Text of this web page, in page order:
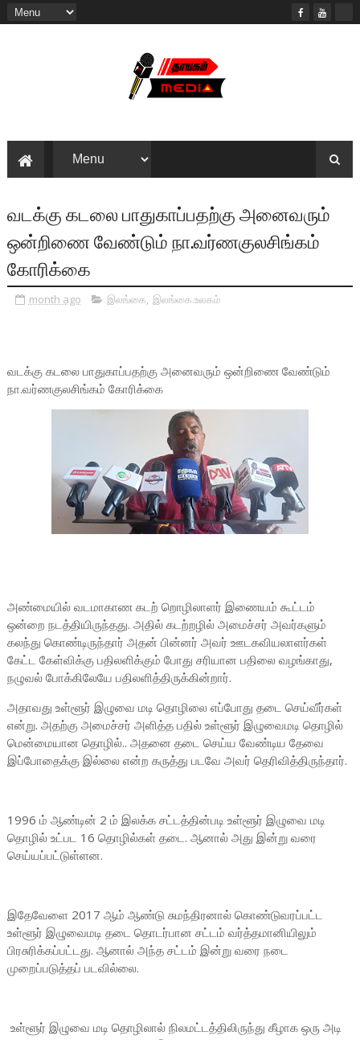
வடக்கு கடலை பாதுகாப்பதற்கு அனைவரும்
ஒன்றிணை வேண்டும் நா.வர்ணகுலசிங்கம்
கோரிக்கை
month ago இலங்கை, இலங்கை.உலகம்
வடக்கு கடலை பாதுகாப்பதற்கு அனைவரும் ஒன்றிணை வேண்டும்
நா.வர்ணகுலசிங்கம் கோரிக்கை
அண்மையில் வடமாகாண கடற் றொழிலாளர் இணையம் கூட்டம்
ஒன்றை நடத்தியிருந்தது. அதில் கடற்றழில் அமைச்சர் அவர்களும்
கலந்து கொண்டிருந்தார் அதன் பின்னர் அவர் ஊடகவியலாளர்கள்
கேட்ட கேள்விக்கு பதிலளிக்கும் போது சரியான பதிலை வழங்காது,
நழுவல் போக்கிலேயே பதிலளித்திருக்கின்றார்.
அதாவது உள்ளூர் இழுவை மடி தொழிலை எப்போது தடை செய்வீர்கள்
என்று. அதற்கு அமைச்சர் அளித்த பதில் உள்ளூர் இழுவைமடி தொழில்
மென்மையான தொழில்.. அதனை தடை செய்ய வேண்டிய தேவை
இப்போதைக்கு இல்லை என்ற கருத்து படவே அவர் தெரிவித்திருந்தார்.
1996 ம் ஆண்டின் 2 ம் இலக்க சட்டத்தின்படி உள்ளூர் இழுவை மடி
தொழில் உட்பட 16 தொழில்கள் தடை. ஆனால் அது இன்று வரை
செய்யப்பட்டுள்ளன.
இதேவேளை 2017 ஆம் ஆண்டு சுமந்திரனால் கொண்டுவரப்பட்ட
உள்ளூர் இழுவைமடி தடை தொடர்பான சட்டம் வர்த்தமானியிலும்
பிரசுரிக்கப்பட்டது. ஆனால் அந்த சட்டம் இன்று வரை நடை
முறைப்படுத்தப் படவில்லை.
உள்ளூர் இழுவை மடி தொழிலால் நிலமட்டத்திலிருந்து கீழாக ஒரு அடி